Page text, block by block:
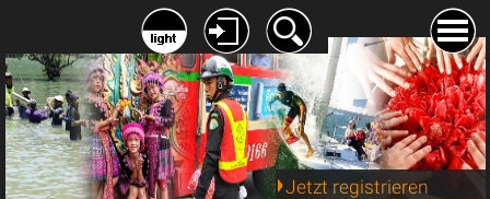
Jetzt registrieren